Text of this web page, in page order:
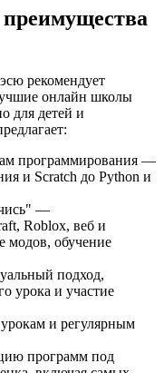
рекомендует
онлайн школы
для детей и
программирования —
и Scratch до Python и
—
Roblox, веб и
модов, обучение
подход,
урока и участие
и регулярным
программ под